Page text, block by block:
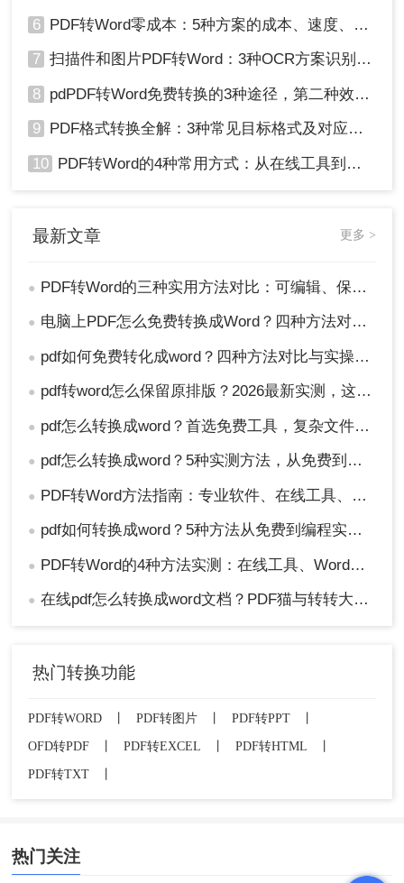
6 PDF转Word零成本：5种方案的成本、速度、精度对比！
7 扫描件和图片PDF转Word：3种OCR方案识别率实测！
8 pdPDF转Word免费转换的3种途径，第二种效率最高！
9 PDF格式转换全解：3种常见目标格式及对应操作方法！
10 PDF转Word的4种常用方式：从在线工具到桌面软件全梳理！
最新文章 更多 >
● PDF转Word的三种实用方法对比：可编辑、保格式、避风险！
● 电脑上PDF怎么免费转换成Word？四种方法对比与实操指南（附详细表格）!
● pdf如何免费转化成word？四种方法对比与实操指南（附详细表格）
● pdf转word怎么保留原排版？2026最新实测，这5种方法从免费到专业全搞定！
● pdf怎么转换成word？首选免费工具，复杂文件再上专业软件！
● pdf怎么转换成word？5种实测方法，从免费到专业全攻略！
● PDF转Word方法指南：专业软件、在线工具、Word内置与改后缀名4种方案对比！
● pdf如何转换成word？5种方法从免费到编程实测对比！
● PDF转Word的4种方法实测：在线工具、Word、Adobe与开源软件对比！！
● 在线pdf怎么转换成word文档？PDF猫与转转大师2种在线工具使用指南与功能对比！
热门转换功能
PDF转WORD PDF转图片 PDF转PPT
OFD转PDF
PDF转EXCEL PDF转HTML
PDF转TXT
热门关注